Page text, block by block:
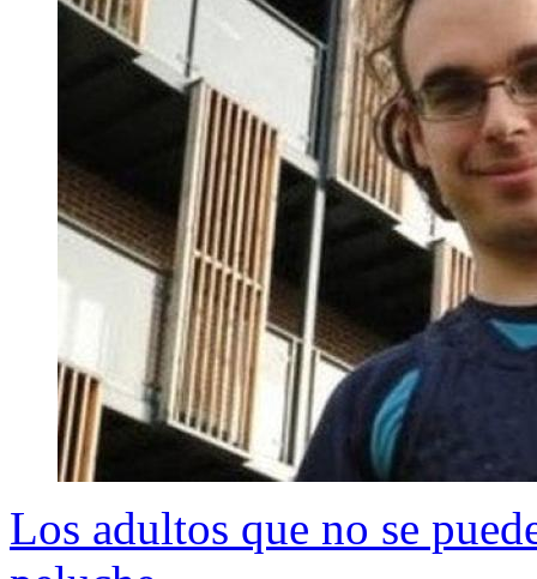
Los adultos que no se